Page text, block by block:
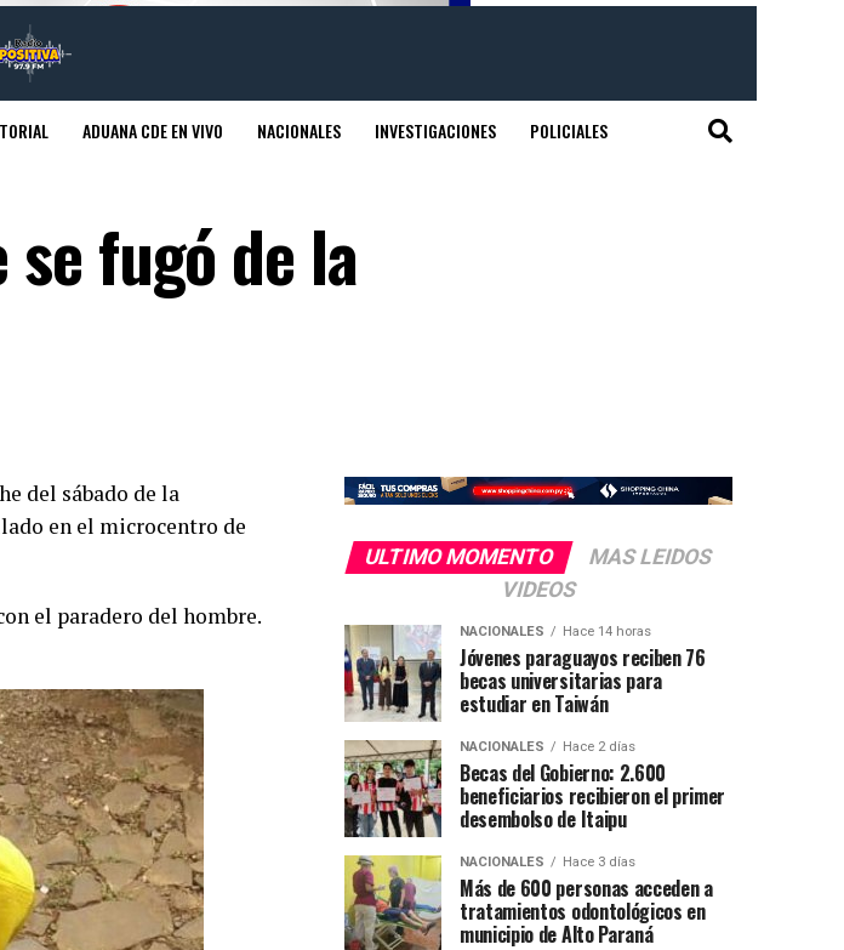
ADUANA CDE EN VIVO NACIONALES INVESTIGACIONES POLICIALES
fugó de la
del sábado de la
en el microcentro de
el paradero del hombre.
ULTIMO MOMENTO
MAS LEIDOS
VIDEOS
NACIONALES Hace 14 horas
Jóvenes paraguayos reciben 76
becas universitarias para
estudiar en Taiwán
NACIONALES Hace 2 días
Becas del Gobierno: 2.600
beneficiarios recibieron el primer
desembolso de Itaipu
NACIONALES Hace 3 días
Más de 600 personas acceden a
tratamientos odontológicos en
municipio de Alto Paraná